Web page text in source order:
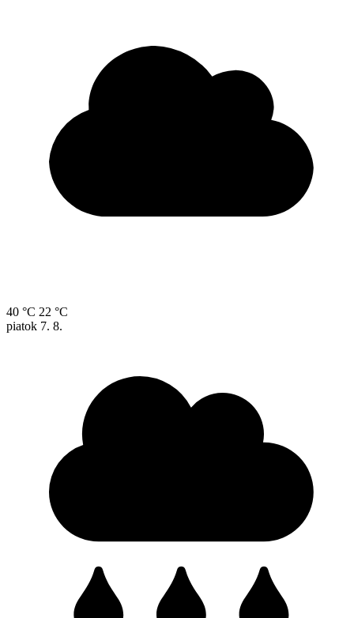
40 °C 22 °C
piatok 7. 8.